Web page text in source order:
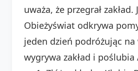
uważa, że przegrał zakład.
Obieżyświat odkrywa
jeden dzień podróżując na
wygrywa zakład i poślubia